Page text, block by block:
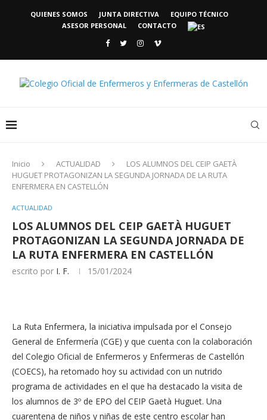
QUIENES SOMOS JUNTA DIRECTIVA
EQUIPO TÉCNICO
ASESOR PERSONAL
CONTACTO
Inicio ACTUALIDAD
LOS ALUMNOS DEL CEIP GAETÀ
HUGUET PROTAGONIZAN LA SEGUNDA JORNADA DE LA RUTA
ENFERMERA EN CASTELLÓN
ACTUALIDAD
LOS ALUMNOS DEL CEIP GAETÀ HUGUET
PROTAGONIZAN LA SEGUNDA JORNADA DE
LA RUTA ENFERMERA EN CASTELLÓN
escrito por I. F. 15/01/2024
La Ruta Enfermera, la iniciativa impulsada por el Consejo
General de Enfermería (CGE) y que cuenta con la colaboración
del Colegio Oficial de Enfermeros y Enfermeras de Castellón
(COECS), ha retomado hoy su actividad con un nutrido
programa de actividades en el que ha destacado la visita de
los alumnos de 3º de EPO del CEIP Gaetà Huguet. Una
cuarentena de niños y niñas de este centro escolar han